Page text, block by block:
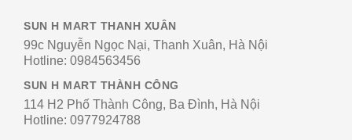
SUN H MART THANH XUÂN
99c Nguyễn Ngọc Nại, Thanh Xuân, Hà Nội
Hotline: 0984563456
SUN H MART THÀNH CÔNG
114 H2 Phố Thành Công, Ba Đình, Hà Nội
Hotline: 0977924788